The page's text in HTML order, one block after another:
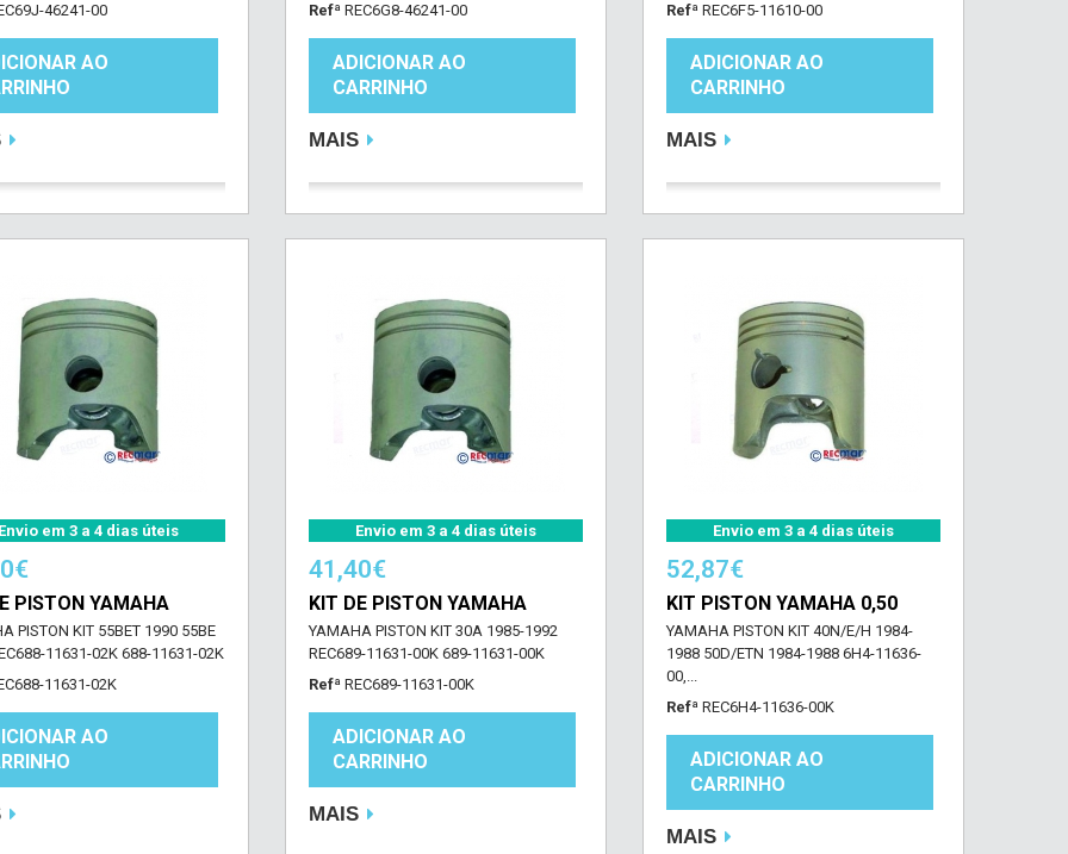
46241-00
AO
Refª REC6G8-46241-00
ADICIONAR AO
CARRINHO
MAIS
Refª REC6F5-11610-00
ADICIONAR AO
CARRINHO
MAIS
Envio em 3 a 4 dias úteis
PISTON YAMAHA
PISTON KIT 55BET 1990 55BE
11631-02K 688-11631-02K
11631-02K
AO
Envio em 3 a 4 dias úteis
41,40€
KIT DE PISTON YAMAHA
YAMAHA PISTON KIT 30A 1985-1992
REC689-11631-00K 689-11631-00K
Refª REC689-11631-00K
ADICIONAR AO
CARRINHO
MAIS
Envio em 3 a 4 dias úteis
52,87€
KIT PISTON YAMAHA 0,50
YAMAHA PISTON KIT 40N/E/H 1984-
1988 50D/ETN 1984-1988 6H4-11636-
00,...
Refª REC6H4-11636-00K
ADICIONAR AO
CARRINHO
MAIS